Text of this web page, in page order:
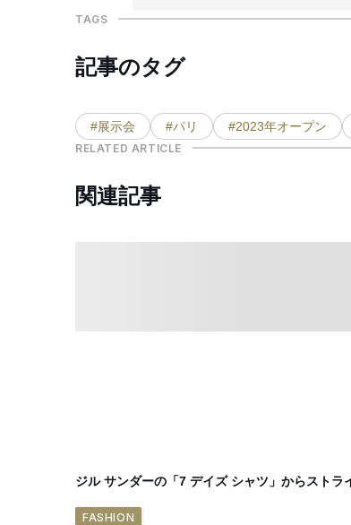
TAGS
記事のタグ
#展示会 #パリ #2023年オープン
RELATED ARTICLE
関連記事
ジル サンダーの「7 デイズ シャツ」からスト
FASHION